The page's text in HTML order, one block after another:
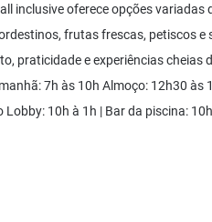
inclusive oferece opções
frutas frescas, petiscos
praticidade e experiências cheias
7h às 10h Almoço: 12h30
Lobby: 10h à 1h | Bar da piscina: